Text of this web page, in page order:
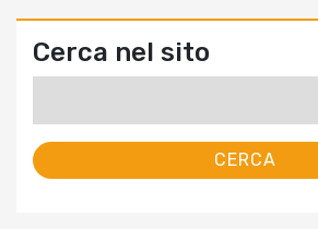
Cerca nel sito